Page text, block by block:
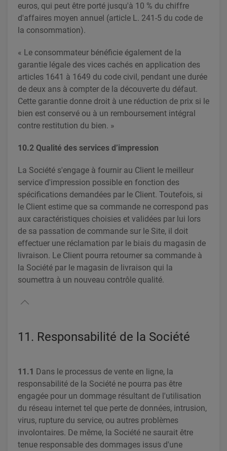
euros, qui peut être porté jusqu'à 10 % du chiffre
d'affaires moyen annuel (article L. 241-5 du code de
la consommation).
« Le consommateur bénéficie également de la
garantie légale des vices cachés en application des
articles 1641 à 1649 du code civil, pendant une durée
de deux ans à compter de la découverte du défaut.
Cette garantie donne droit à une réduction de prix si le
bien est conservé ou à un remboursement intégral
contre restitution du bien. »
10.2 Qualité des services d’impression
La Société s'engage à fournir au Client le meilleur
service d'impression possible en fonction des
spécifications demandées par le Client. Toutefois, si
le Client estime que sa commande ne correspond pas
aux caractéristiques choisies et validées par lui lors
de sa passation de commande sur le Site, il doit
effectuer une réclamation par le biais du magasin de
livraison. Le Client pourra retourner sa commande à
la Société par le magasin de livraison qui la
soumettra à un nouveau contrôle qualité.
11. Responsabilité de la Société
11.1 Dans le processus de vente en ligne, la
responsabilité de la Société ne pourra pas être
engagée pour un dommage résultant de l'utilisation
du réseau internet tel que perte de données, intrusion,
virus, rupture du service, ou autres problèmes
involontaires. De même, la Société ne saurait être
tenue responsable des dommages issus d'une